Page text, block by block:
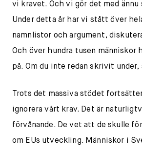
vi kravet. Och vi gör det med ännu
Under detta år har vi stått över
namnlistor och argument,
Och över hundra tusen människor
på. Om du inte redan skrivit under,
Trots det massiva stödet
ignorera vårt krav. Det är
förvånande. De vet att de skulle
om EUs utveckling. Människor i